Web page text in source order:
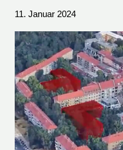
11. Januar 2024